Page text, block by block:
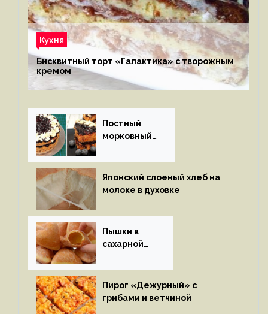
Кухня
Бисквитный торт «Галактика» с творожным
кремом
Постный
морковный
Японский слоеный хлеб на
молоке в духовке
Пышки в
сахарной
Пирог «Дежурный» с
грибами и ветчиной